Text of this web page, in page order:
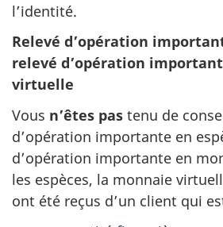
l’identité.
Relevé d’opération
relevé d’opération
virtuelle
Vous n’êtes pas tenu de
d’opération importante en
d’opération importante en
les espèces, la monnaie
ont été reçus d’un client qui